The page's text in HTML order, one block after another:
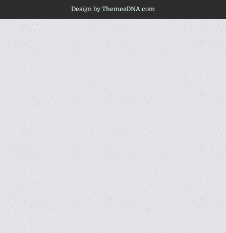
Design by ThemesDNA.com